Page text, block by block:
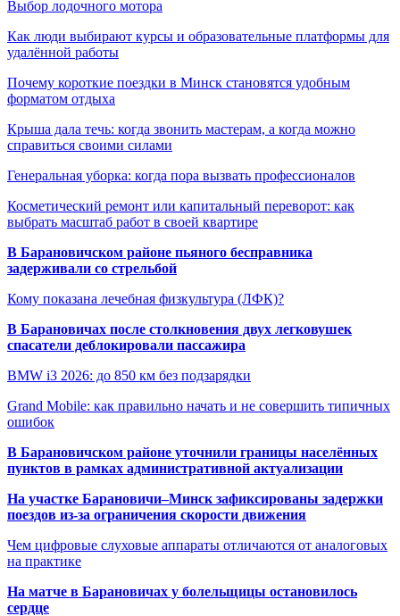
Выбор лодочного мотора
Как люди выбирают курсы и образовательные платформы для
удалённой работы
Почему короткие поездки в Минск становятся удобным
форматом отдыха
Крыша дала течь: когда звонить мастерам, а когда можно
справиться своими силами
Генеральная уборка: когда пора вызвать профессионалов
Косметический ремонт или капитальный переворот: как
выбрать масштаб работ в своей квартире
В Барановичском районе пьяного бесправника
задерживали со стрельбой
Кому показана лечебная физкультура (ЛФК)?
В Барановичах после столкновения двух легковушек
спасатели деблокировали пассажира
BMW i3 2026: до 850 км без подзарядки
Grand Mobile: как правильно начать и не совершить типичных
ошибок
В Барановичском районе уточнили границы населённых
пунктов в рамках административной актуализации
На участке Барановичи–Минск зафиксированы задержки
поездов из-за ограничения скорости движения
Чем цифровые слуховые аппараты отличаются от аналоговых
на практике
На матче в Барановичах у болельщицы остановилось
сердце